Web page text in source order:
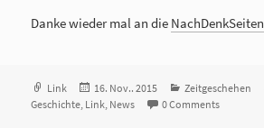
Danke wieder mal an die NachDenkSeiten
Format
Link
Veröffentlicht
am
16. Nov.. 2015 Kategorien
Zeitgeschehen
Geschichte, Link, News 0 Comments